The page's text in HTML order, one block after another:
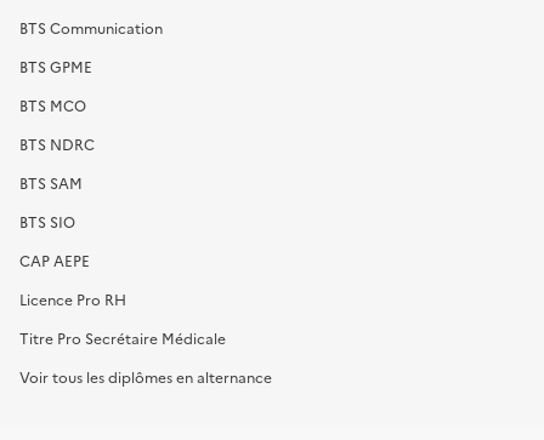
BTS Communication
BTS GPME
BTS MCO
BTS NDRC
BTS SAM
BTS SIO
CAP AEPE
Licence Pro RH
Titre Pro Secrétaire Médicale
Voir tous les diplômes en alternance